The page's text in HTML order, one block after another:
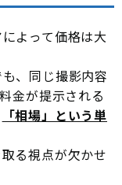
よって価格は大
、同じ撮影内容
金が提示される
「相場」という単
る視点が欠かせ